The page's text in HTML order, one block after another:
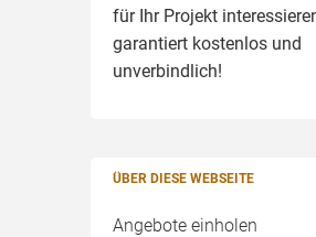
für Ihr Projekt
garantiert kostenlos und
unverbindlich!
ÜBER DIESE WEBSEITE
Angebote einholen